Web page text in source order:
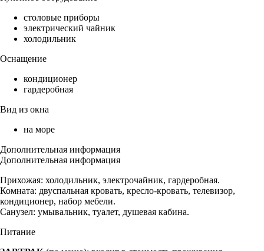
столовые приборы
электрический чайник
холодильник
Оснащение
кондиционер
гардеробная
Вид из окна
на море
Дополнительная информация
Дополнительная информация
Прихожая: холодильник, электрочайник, гардеробная.
Комната: двуспальная кровать, кресло-кровать, телевизор,
кондиционер, набор мебели.
Санузел: умывальник, туалет, душевая кабина.
Питание